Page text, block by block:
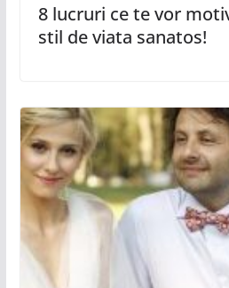
8 lucruri ce te vor
stil de viata sanatos!